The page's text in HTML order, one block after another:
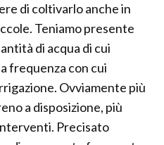
di coltivarlo anche in
Teniamo presente
di acqua di cui
frequenza con cui
Ovviamente più
a disposizione, più
Precisato